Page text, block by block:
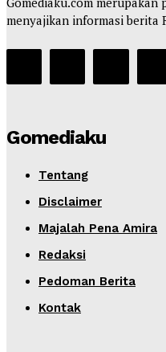
menyajikan informasi berita
Gomediaku
Tentang
Disclaimer
Majalah Pena Amira
Redaksi
Pedoman Berita
Kontak